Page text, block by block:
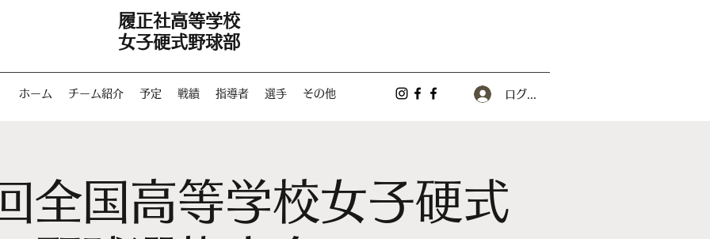
履正社高等学校
女子硬式野球部
ホーム チーム紹介 予定 戦績 指導者 選手 その他 ログイン
全国高等学校女子硬式